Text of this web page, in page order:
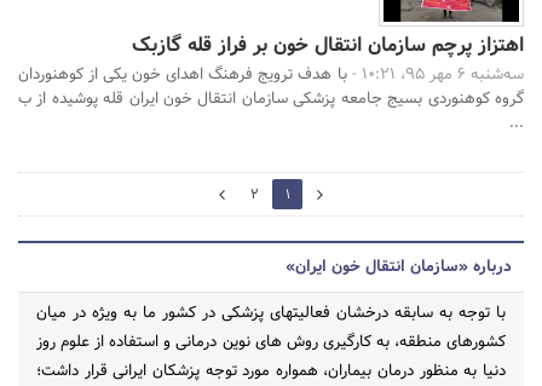
اهتزاز پرچم سازمان انتقال خون بر فراز قله گازبک
سه‌شنبه 6 مهر 95، 10:21 -
با هدف ترویج فرهنگ اهدای خون یکی از کوهنوردان
گروه کوهنوردی بسیج جامعه پزشکی سازمان انتقال خون ایران قله پوشیده از ب
...
0
1
2
2
درباره «سازمان انتقال خون ایران»
با توجه به سابقه درخشان فعالیتهای پزشکی در کشور ما به ویژه در میان
کشورهای منطقه، به کارگیری روش های نوین درمانی و استفاده از علوم روز
دنیا به منظور درمان بیماران، همواره مورد توجه پزشکان ایرانی قرار داشت؛